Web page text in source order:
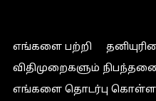
எங்களை பற்றி
விதிமுறைகளும்
எங்களை தொடர்பு கொள்ள